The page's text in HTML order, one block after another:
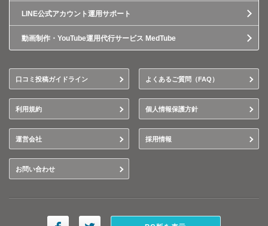
LINE公式アカウント運用サポート
動画制作・YouTube運用代行サービス MedTube
口コミ投稿ガイドライン よくあるご質問（FAQ）
利用規約 個人情報保護方針
運営会社 採用情報
お問い合わせ